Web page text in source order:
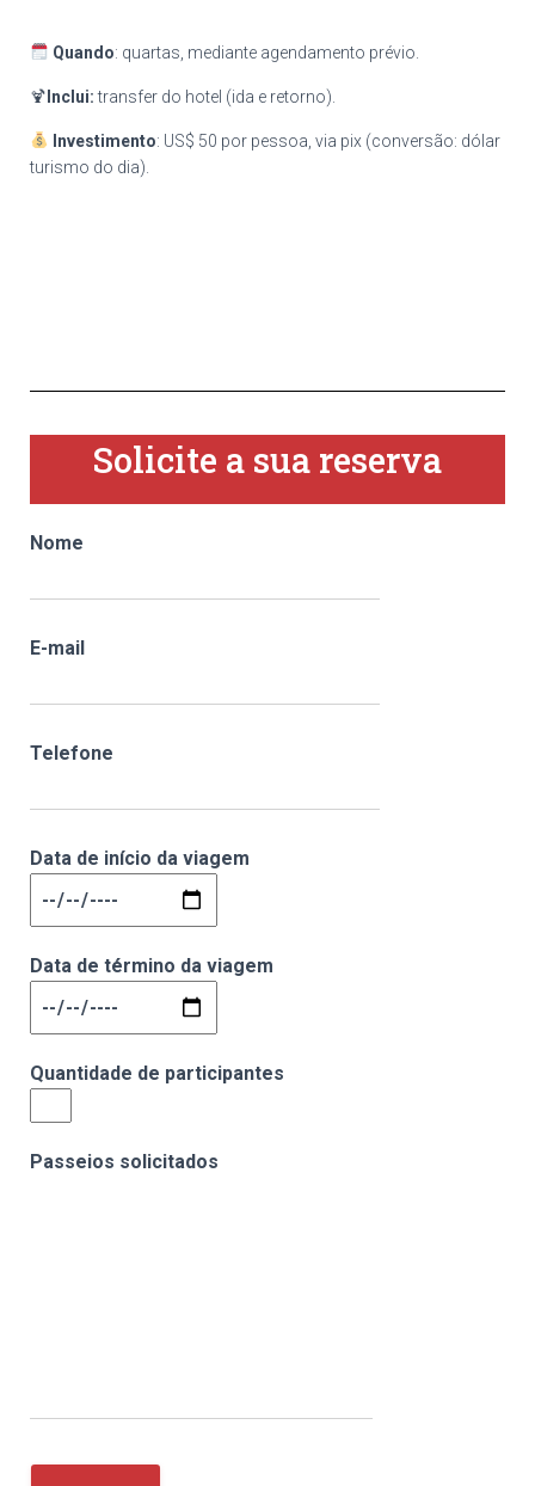
Quando: quartas, mediante agendamento prévio.
🍹 Inclui:transfer do hotel (ida e retorno).
Investimento: US$ 50 por pessoa, via pix (conversão: dólar
turismo do dia).
Solicite a sua reserva
Nome
E-mail
Telefone
Data de início da viagem
Data de término da viagem
Quantidade de participantes
Passeios solicitados